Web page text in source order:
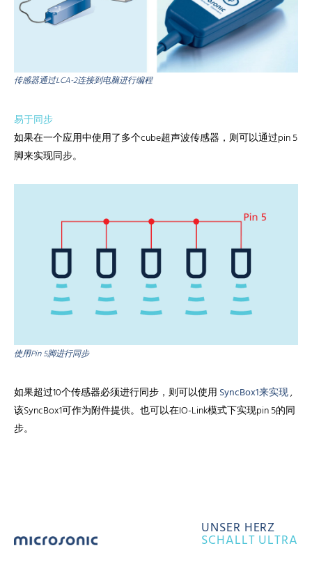
传感器通过LCA-2连接到电脑进行编程
易于同步
如果在一个应用中使用了多个cube超声波传感器，则可以通过pin 5
脚来实现同步。
使用Pin 5脚进行同步
如果超过10个传感器必须进行同步，则可以使用 SyncBox1来实现,
该SyncBox1可作为附件提供。也可以在IO-Link模式下实现pin 5的同
步。
UNSER HERZ
SCHALLT ULTRA